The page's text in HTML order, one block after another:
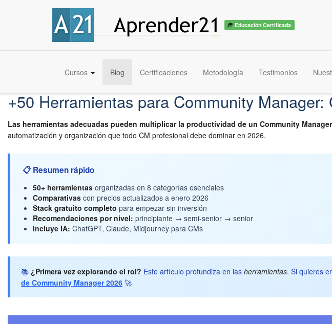
Educación Certificada
Cursos Blog Certificaciones Metodología Testimonios
+50 Herramientas para Community
Las herramientas adecuadas pueden multiplicar la productividad de un Community
automatización y organización que todo CM profesional debe dominar en 2026.
📋 Resumen rápido
50+ herramientas organizadas en 8 categorías esenciales
Comparativas con precios actualizados a enero 2026
Stack gratuito completo para empezar sin inversión
Recomendaciones por nivel: principiante → semi-senior → senior
Incluye IA: ChatGPT, Claude, Midjourney para CMs
📚 ¿Primera vez explorando el rol? Este artículo profundiza en las herramientas. Si quieres
de Community Manager 2026 🚀